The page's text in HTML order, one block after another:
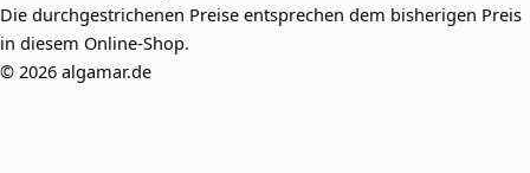
Die durchgestrichenen Preise entsprechen dem bisherigen Preis
in diesem Online-Shop.
© 2026 algamar.de